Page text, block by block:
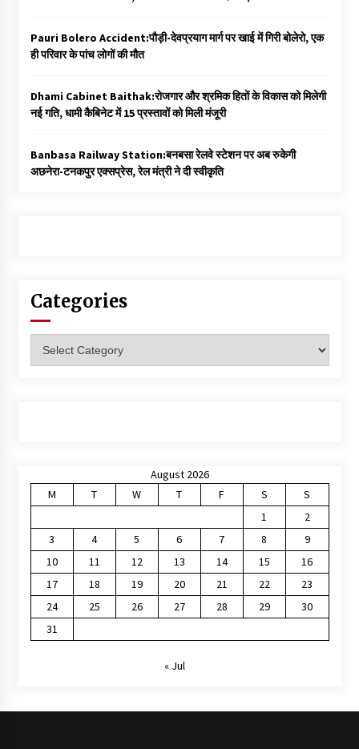
Pauri Bolero Accident:पौड़ी-देवप्रयाग मार्ग पर खाई में गिरी बोलेरो, एक
ही परिवार के पांच लोगों की मौत
Dhami Cabinet Baithak:रोजगार और श्रमिक हितों के विकास को मिलेगी
नई गति, धामी कैबिनेट में 15 प्रस्तावों को मिली मंजूरी
Banbasa Railway Station:बनबसा रेलवे स्टेशन पर अब रुकेगी
अछनेरा-टनकपुर एक्सप्रेस, रेल मंत्री ने दी स्वीकृति
Categories
August 2026
M
T W T F S
S
1
2
3
4 5 6 7 8
9
10
11 12 13 14 15
16
17
18 19 20 21 22
23
24
25 26 27 28 29
30
31
« Jul